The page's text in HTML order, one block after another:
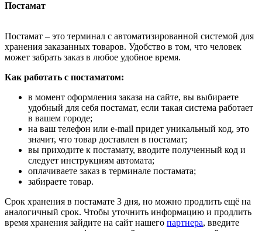
Постамат
Постамат – это терминал с автоматизированной системой для
хранения заказанных товаров. Удобство в том, что человек
может забрать заказ в любое удобное время.
Как работать с постаматом:
в момент оформления заказа на сайте, вы выбираете
удобный для себя постамат, если такая система работает
в вашем городе;
на ваш телефон или e-mail придет уникальный код, это
значит, что товар доставлен в постамат;
вы приходите к постамату, вводите полученный код и
следует инструкциям автомата;
оплачиваете заказ в терминале постамата;
забираете товар.
Срок хранения в постамате 3 дня, но можно продлить ещё на
аналогичный срок. Чтобы уточнить информацию и продлить
время хранения зайдите на сайт нашего партнера, введите